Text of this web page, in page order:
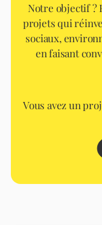
Notre objectif ?
projets qui
sociaux,
en faisant
Vous avez un